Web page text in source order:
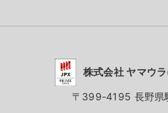
株式会社 ヤマウ
〒399-4195 長野県